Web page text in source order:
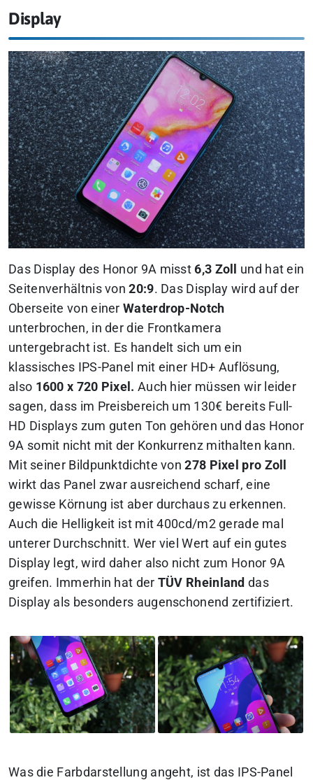
Display
Das Display des Honor 9A misst6,3 Zoll
und hat ein
Seitenverhältnis von20:9. Das Display wird auf der
Oberseite von einerWaterdrop-Notch
unterbrochen, in der die Frontkamera
untergebracht ist. Es handelt sich um ein
klassisches IPS-Panel mit einer HD+ Auflösung,
also 1600 x 720 Pixel. Auch hier müssen wir leider
sagen, dass im Preisbereich um 130€ bereits Full-
HD Displays zum guten Ton gehören und das Honor
9A somit nicht mit der Konkurrenz mithalten kann.
Mit seiner Bildpunktdichte von278 Pixel pro Zoll
wirkt das Panel zwar ausreichend scharf, eine
gewisse Körnung ist aber durchaus zu erkennen.
Auch die Helligkeit ist mit 400cd/m2 gerade mal
unterer Durchschnitt. Wer viel Wert auf ein gutes
Display legt, wird daher also nicht zum Honor 9A
greifen. Immerhin hat der TÜV Rheinland das
Display als besonders augenschonend zertifiziert.
Was die Farbdarstellung angeht, ist das IPS-Panel